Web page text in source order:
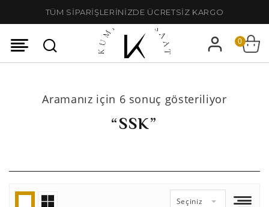
TÜM SİPARİŞLERİNİZDE ÜCRETSİZ KARGO
0
Aramanız için 6 sonuç gösteriliyor
“SSK”
Seçiniz